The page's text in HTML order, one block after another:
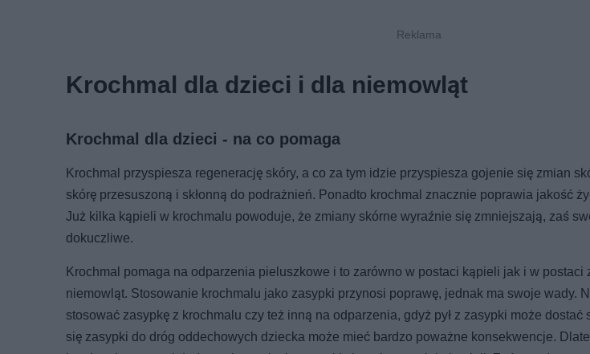
Krochmal dla dzieci i dla niemowląt
Krochmal dla dzieci - na co pomaga
Krochmal przyspiesza regenerację skóry, a co za tym idzie przyspiesza gojenie się zmian
skórę przesuszoną i skłonną do podrażnień. Ponadto krochmal znacznie poprawia jakość
Już kilka kąpieli w krochmalu powoduje, że zmiany skórne wyraźnie się zmniejszają, zaś
dokuczliwe.
Krochmal pomaga na odparzenia pieluszkowe i to zarówno w postaci kąpieli jak i w postaci
niemowląt. Stosowanie krochmalu jako zasypki przynosi poprawę, jednak ma swoje wady.
stosować zasypkę z krochmalu czy też inną na odparzenia, gdyż pył z zasypki może
się zasypki do dróg oddechowych dziecka może mieć bardzo poważne konsekwencje.